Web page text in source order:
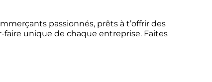
passionnés, prêts à t’offrir des
faire unique de chaque entreprise. Faites